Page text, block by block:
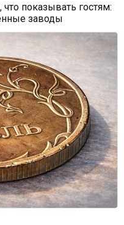
показывать гостям:
заводы